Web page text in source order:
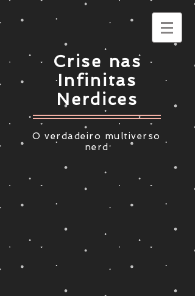
Crise nas
Infinitas
Nerdices
O verdadeiro multiverso
nerd